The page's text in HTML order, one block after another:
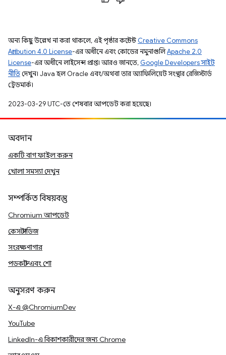
অন্য কিছু উল্লেখ না করা থাকলে, এই পৃষ্ঠার কন্টেন্ট Creative Commons
Attribution 4.0 License-এর অধীনে এবং কোডের নমুনাগুলিApache 2.0
License-এর অধীনে লাইসেন্স প্রাপ্ত। আরও জানতে, Google Developers সাইট
নীতিদেখুন। Java হল Oracle এবং/অথবা তার অ্যাফিলিয়েট সংস্থার রেজিস্টার্ড
ট্রেডমার্ক।
2023-03-29 UTC-তে শেষবার আপডেট করা হয়েছে।
অবদান
একটি বাগ ফাইল করুন
খোলা সমস্যা দেখুন
সম্পর্কিত বিষয়বস্তু
Chromium আপডেট
কেস স্টাডিজ
সংরক্ষণাগার
পডকাস্ট এবং শো
অনুসরণ করুন
X-এ @ChromiumDev
YouTube
LinkedIn-এ বিকাশকারীদের জন্য Chrome